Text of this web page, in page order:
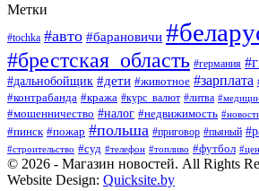
Метки
#tochka #авто #барановичи
#брестская_область #германия
#дальнобойщик #дети #животное #зарплата
#контрабанда #кража #курс_валют #литва
#мошенничество #налог #недвижимость
#пинск #пожар #польша #приговор #пьяный
#строительство #суд #телефон #топливо #футбол
© 2026 - Магазин новостей. All Rights
Website Design: Quicksite.by